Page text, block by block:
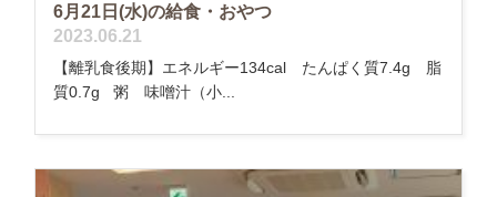
6月21日(水)の給食・おやつ
2023.06.21
【離乳食後期】エネルギー134cal たんぱく質7.4g 脂
質0.7g 粥 味噌汁（小...